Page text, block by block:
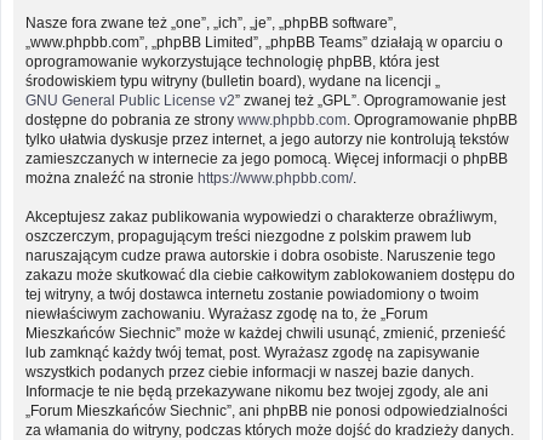
Nasze fora zwane też „one”, „ich”, „je”, „phpBB software”,
„www.phpbb.com”, „phpBB Limited”, „phpBB Teams” działają w oparciu o
oprogramowanie wykorzystujące technologię phpBB, która jest
środowiskiem typu witryny (bulletin board), wydane na licencji „
GNU General Public License v2” zwanej też „GPL”. Oprogramowanie jest
dostępne do pobrania ze strony www.phpbb.com . Oprogramowanie phpBB
tylko ułatwia dyskusje przez internet, a jego autorzy nie kontrolują tekstów
zamieszczanych w internecie za jego pomocą. Więcej informacji o phpBB
można znaleźć na stronie https://www.phpbb.com/.
Akceptujesz zakaz publikowania wypowiedzi o charakterze obraźliwym,
oszczerczym, propagującym treści niezgodne z polskim prawem lub
naruszającym cudze prawa autorskie i dobra osobiste. Naruszenie tego
zakazu może skutkować dla ciebie całkowitym zablokowaniem dostępu do
tej witryny, a twój dostawca internetu zostanie powiadomiony o twoim
niewłaściwym zachowaniu. Wyrażasz zgodę na to, że „Forum
Mieszkańców Siechnic” może w każdej chwili usunąć, zmienić, przenieść
lub zamknąć każdy twój temat, post. Wyrażasz zgodę na zapisywanie
wszystkich podanych przez ciebie informacji w naszej bazie danych.
Informacje te nie będą przekazywane nikomu bez twojej zgody, ale ani
„Forum Mieszkańców Siechnic”, ani phpBB nie ponosi odpowiedzialności
za włamania do witryny, podczas których może dojść do kradzieży danych.